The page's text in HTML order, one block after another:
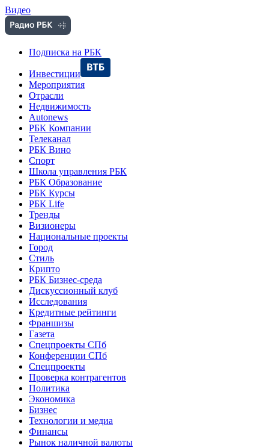
Видео
Подписка на РБК
Инвестиции
Мероприятия
Отрасли
Недвижимость
Autonews
РБК Компании
Телеканал
РБК Вино
Спорт
Школа управления РБК
РБК Образование
РБК Курсы
РБК Life
Тренды
Визионеры
Национальные проекты
Город
Стиль
Крипто
РБК Бизнес-среда
Дискуссионный клуб
Исследования
Кредитные рейтинги
Франшизы
Газета
Спецпроекты СПб
Конференции СПб
Спецпроекты
Проверка контрагентов
Политика
Экономика
Бизнес
Технологии и медиа
Финансы
Рынок наличной валюты